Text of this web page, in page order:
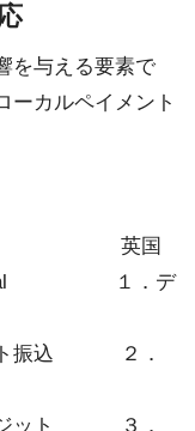
を与える要素で
ーカルペイメント
英国
１．デ
振込 ２．
ジット ３．